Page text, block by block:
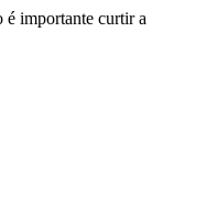
é importante curtir a